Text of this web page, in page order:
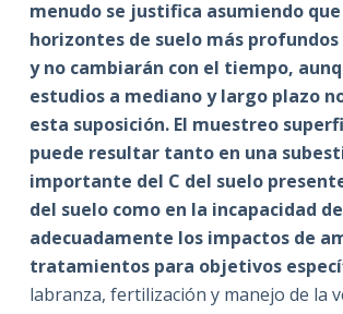
menudo se justifica asumiendo
horizontes de suelo más
y no cambiarán con el tiempo,
estudios a mediano y largo plazo
esta suposición. El muestreo
puede resultar tanto en una
importante del C del suelo
del suelo como en la incapacidad
adecuadamente los impactos de
tratamientos para objetivos
labranza, fertilización y manejo de la